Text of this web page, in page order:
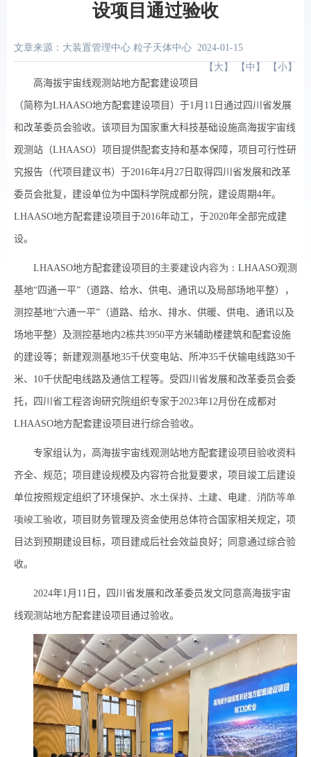
设项目通过验收
文章来源：大装置管理中心 粒子天体中心 2024-01-15
【 大 】 【 中 】 【 小 】
高海拔宇宙线观测站地方配套建设项目
（简称为LHAASO地方配套建设项目）于1月 11 日通过四川省发展
和改革委员会验收。该项目为国家重大科技基础设施高海拔宇宙线
观测站（LHAASO）项目提供配套支持和基本保障，项目可行性研
究报告（代项目建议书）于2016年4月 27 日取得四川省发展和改革
委员会批复，建设单位为中国科学院成都分院，建设周期4年。
LHAASO地方配套建设项目于2016年动工，于2020年全部完成建
设。
LHAASO地方配套建设项目的主要建设内容为：LHAASO观测
基地“四通一平”（道路、给水、供电、通讯以及局部场地平整），
测控基地“六通一平”（道路、给水、排水、供暖、供电、通讯以及
场地平整）及测控基地内2栋共3950平方米辅助楼建筑和配套设施
的建设等；新建观测基地35千伏变电站、所冲35千伏输电线路30千
米、10千伏配电线路及通信工程等。受四川省发展和改革委员会委
托，四川省工程咨询研究院组织专家于2023年12月份在成都对
LHAASO地方配套建设项目进行综合验收。
专家组认为，高海拔宇宙线观测站地方配套建设项目验收资料
齐全、规范；项目建设规模及内容符合批复要求，项目竣工后建设
单位按照规定组织了环境保护、 水土保持、 土建、电建、消防等单
项竣工验收，项目财务管理及资金使用总体符合国家相关规定，项
目达到预期建设目标，项目建成后社会效益良好；同意通过综合验
收。
2024年1月11日，四川省发展和改革委员发文同意高海拔宇宙
线观测站地方配套建设项目通过验收。